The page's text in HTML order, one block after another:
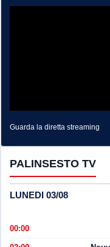
Guarda la diretta streaming
PALINSESTO TV
LUNEDI 03/08
00:00